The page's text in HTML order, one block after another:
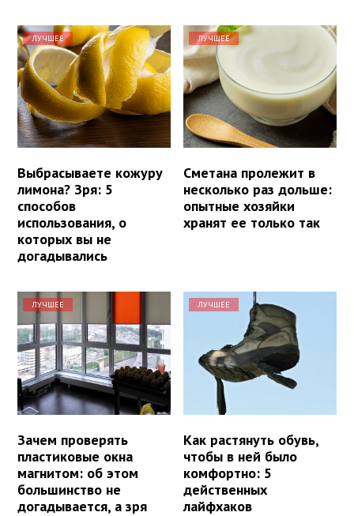
ЛУЧШЕЕ
Выбрасываете кожуру
лимона? Зря: 5
способов
использования, о
которых вы не
догадывались
ЛУЧШЕЕ
Сметана пролежит в
несколько раз дольше:
опытные хозяйки
хранят ее только так
ЛУЧШЕЕ
Зачем проверять
пластиковые окна
магнитом: об этом
большинство не
догадывается, а зря
ЛУЧШЕЕ
Как растянуть обувь,
чтобы в ней было
комфортно: 5
действенных
лайфхаков